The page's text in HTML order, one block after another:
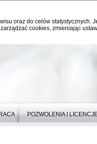
oraz do celów statystycznych.
cookies, zmieniając
POZWOLENIA I